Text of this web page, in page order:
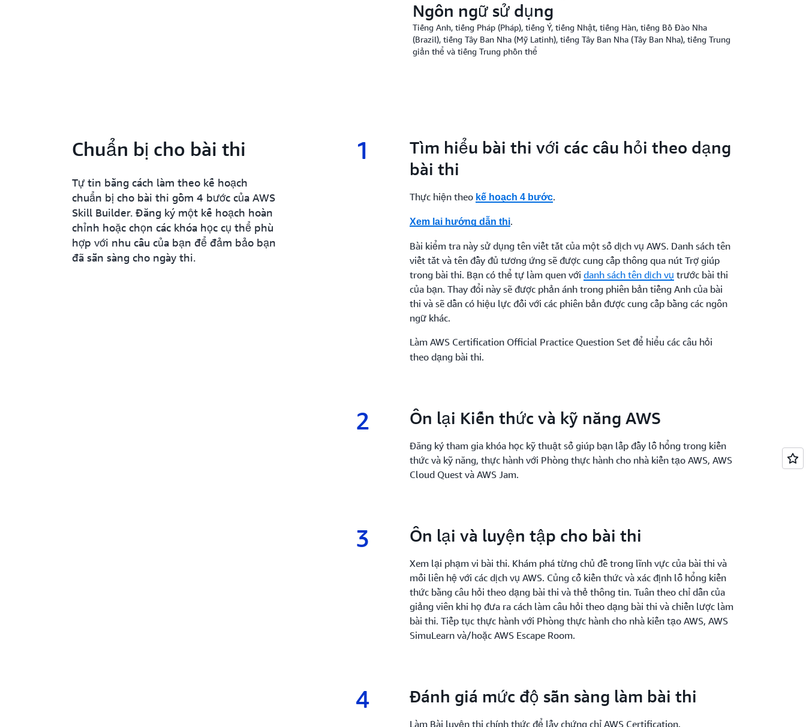
Ngôn ngữ sử dụng
Tiếng Anh, tiếng Pháp (Pháp), tiếng Ý, tiếng Nhật, tiếng Hàn, tiếng Bồ Đào Nha
(Brazil), tiếng Tây Ban Nha (Mỹ Latinh), tiếng Tây Ban Nha (Tây Ban Nha), tiếng Trung
giản thể và tiếng Trung phồn thể
Chuẩn bị cho bài thi
Tự tin bằng cách làm theo kế hoạch
chuẩn bị cho bài thi gồm 4 bước của AWS
Skill Builder. Đăng ký một kế hoạch hoàn
chỉnh hoặc chọn các khóa học cụ thể phù
hợp với nhu cầu của bạn để đảm bảo bạn
đã sẵn sàng cho ngày thi.
1 1.
Tìm hiểu bài thi với các câu hỏi theo dạng
bài thi
Thực hiện theo kế hoạch 4 bước.
Xem lại hướng dẫn thi.
Bài kiểm tra này sử dụng tên viết tắt của một số dịch vụ AWS. Danh sách tên
viết tắt và tên đầy đủ tương ứng sẽ được cung cấp thông qua nút Trợ giúp
trong bài thi. Bạn có thể tự làm quen vớidanh sách tên dịch vụ trước bài thi
của bạn. Thay đổi này sẽ được phản ánh trong phiên bản tiếng Anh của bài
thi và sẽ dần có hiệu lực đối với các phiên bản được cung cấp bằng các ngôn
ngữ khác.
Làm AWS Certification Official Practice Question Set để hiểu các câu hỏi
theo dạng bài thi.
2 2.
Ôn lại Kiến thức và kỹ năng AWS
Đăng ký tham gia khóa học kỹ thuật số giúp bạn lấp đầy lỗ hổng trong kiến
thức và kỹ năng, thực hành với Phòng thực hành cho nhà kiến tạo AWS, AWS
Cloud Quest và AWS Jam.
3 3.
Ôn lại và luyện tập cho bài thi
Xem lại phạm vi bài thi. Khám phá từng chủ đề trong lĩnh vực của bài thi và
mối liên hệ với các dịch vụ AWS. Củng cố kiến thức và xác định lỗ hổng kiến
thức bằng câu hỏi theo dạng bài thi và thẻ thông tin. Tuân theo chỉ dẫn của
giảng viên khi họ đưa ra cách làm câu hỏi theo dạng bài thi và chiến lược làm
bài thi. Tiếp tục thực hành với Phòng thực hành cho nhà kiến tạo AWS, AWS
SimuLearn và/hoặc AWS Escape Room.
4 4.
Đánh giá mức độ sẵn sàng làm bài thi
Làm Bài luyện thi chính thức để lấy chứng chỉ AWS Certification.